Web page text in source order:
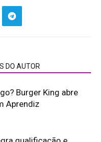
DO AUTOR
Burger King abre
Aprendiz